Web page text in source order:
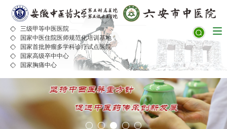
三级甲等中医医院
国家中医住院医师规范化培训基地
国家首批肿瘤多学科诊疗试点医院
国家高级卒中中心
国家胸痛中心